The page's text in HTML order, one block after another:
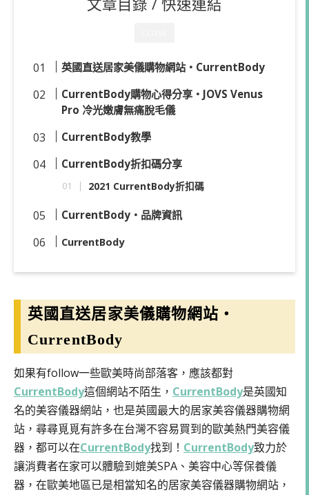
英國直送居家美儀購物網站・CurrentBody
CurrentBody購物心得分享・JOVS Venus
Pro 冷光嫩膚無痛脫毛儀
CurrentBody教學
CurrentBody折扣碼分享
2021 CurrentBody折扣碼
CurrentBody・品牌資訊
CurrentBody
英國直送居家美儀購物網站・
CurrentBody
如果有follow一些歐美時尚部落客，應該都對
CurrentBody這個網站不陌生， CurrentBody是英國知
名的美容儀器網站，也是英國最大的居家美容儀器購物網
站，尋尋覓覓有許多在台灣不容易買到的歐美熱門美容儀
器，都可以在CurrentBody找到！ CurrentBody致力於
讓消費者在家可以體驗到媲美SPA、美容中心等保養儀
器，在歐美地區已是相當知名的居家美容儀器購物網站，